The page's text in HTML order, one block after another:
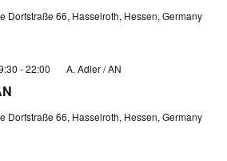
Dorfstraße 66, Hasselroth, Hessen, Germany
-22:00 A. Adler / AN
Dorfstraße 66, Hasselroth, Hessen, Germany